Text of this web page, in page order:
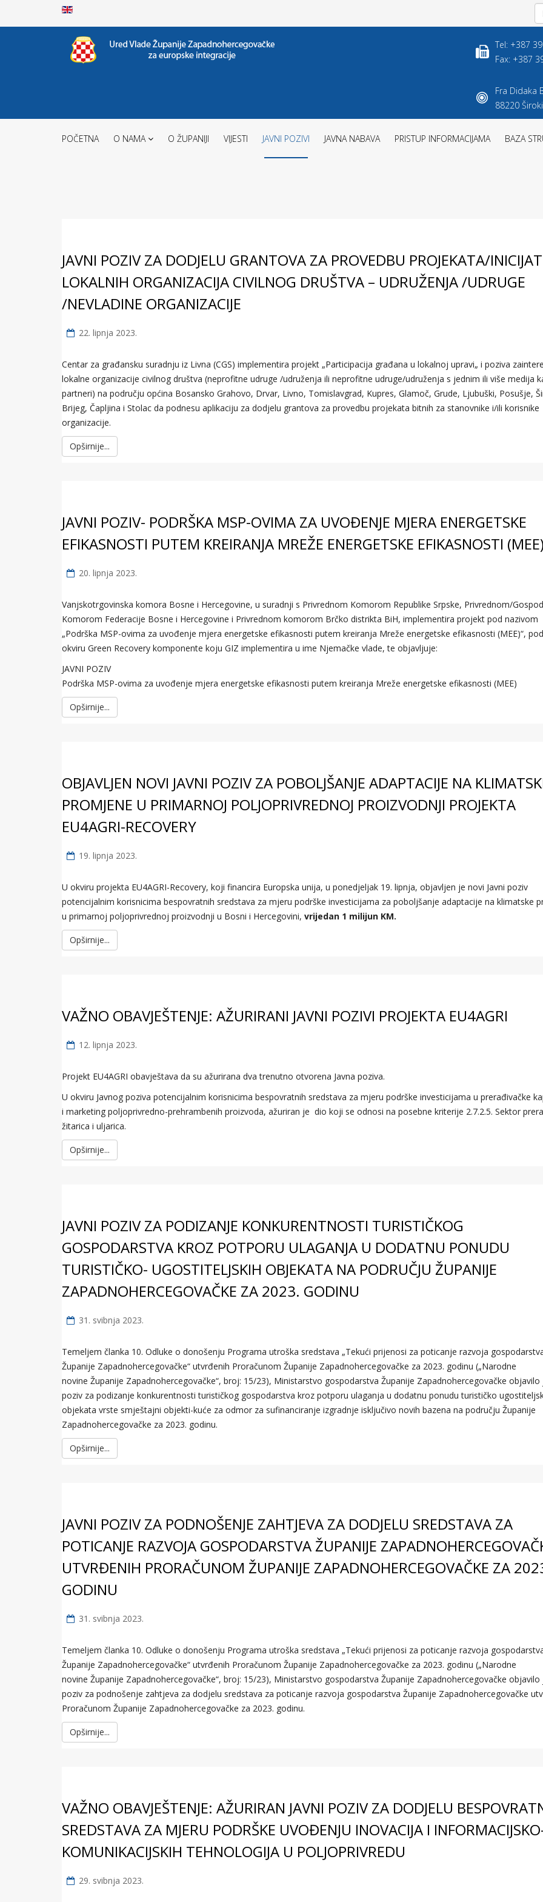
Tel: +387
Fax: +387
Fra Didaka
88220
POČETNA O NAMA O ŽUPANIJI VIJESTI JAVNI POZIVI JAVNA NABAVA PRISTUP INFORMACIJAMA BAZA
JAVNI POZIV ZA DODJELU GRANTOVA ZA PROVEDBU PROJEKATA/
LOKALNIH ORGANIZACIJA CIVILNOG DRUŠTVA – UDRUŽENJA /UDRUGE
/NEVLADINE ORGANIZACIJE
22. lipnja 2023.
Centar za građansku suradnju iz Livna (CGS) implementira projekt „Participacija građana u lokalnoj upravi„ i poziva
lokalne organizacije civilnog društva (neprofitne udruge /udruženja ili neprofitne udruge/udruženja s jednim ili više medija
partneri) na području općina Bosansko Grahovo, Drvar, Livno, Tomislavgrad, Kupres, Glamoč, Grude, Ljubuški, Posušje,
Brijeg, Čapljina i Stolac da podnesu aplikaciju za dodjelu grantova za provedbu projekata bitnih za stanovnike i/ili korisnike
organizacije.
Opširnije...
JAVNI POZIV- PODRŠKA MSP-OVIMA ZA UVOĐENJE MJERA ENERGETSKE
EFIKASNOSTI PUTEM KREIRANJA MREŽE ENERGETSKE EFIKASNOSTI (MEE)
20. lipnja 2023.
Vanjskotrgovinska komora Bosne i Hercegovine, u suradnji s Privrednom Komorom Republike Srpske, Privrednom/
Komorom Federacije Bosne i Hercegovine i Privrednom komorom Brčko distrikta BiH, implementira projekt pod nazivom
„Podrška MSP-ovima za uvođenje mjera energetske efikasnosti putem kreiranja Mreže energetske efikasnosti (MEE)“,
okviru Green Recovery komponente koju GIZ implementira u ime Njemačke vlade, te objavljuje:
JAVNI POZIV
Podrška MSP-ovima za uvođenje mjera energetske efikasnosti putem kreiranja Mreže energetske efikasnosti (MEE)
Opširnije...
OBJAVLJEN NOVI JAVNI POZIV ZA POBOLJŠANJE ADAPTACIJE NA
PROMJENE U PRIMARNOJ POLJOPRIVREDNOJ PROIZVODNJI PROJEKTA
EU4AGRI-RECOVERY
19. lipnja 2023.
U okviru projekta EU4AGRI-Recovery, koji financira Europska unija, u ponedjeljak 19. lipnja, objavljen je novi Javni poziv
potencijalnim korisnicima bespovratnih sredstava za mjeru podrške investicijama za poboljšanje adaptacije na klimatske
u primarnoj poljoprivrednoj proizvodnji u Bosni i Hercegovini, vrijedan 1 milijun KM.
Opširnije...
VAŽNO OBAVJEŠTENJE: AŽURIRANI JAVNI POZIVI PROJEKTA EU4AGRI
12. lipnja 2023.
Projekt EU4AGRI obavještava da su ažurirana dva trenutno otvorena Javna poziva.
U okviru Javnog poziva potencijalnim korisnicima bespovratnih sredstava za mjeru podrške investicijama u prerađivačke
i marketing poljoprivredno-prehrambenih proizvoda, ažuriran je dio koji se odnosi na posebne kriterije 2.7.2.5. Sektor
žitarica i uljarica.
Opširnije...
JAVNI POZIV ZA PODIZANJE KONKURENTNOSTI TURISTIČKOG
GOSPODARSTVA KROZ POTPORU ULAGANJA U DODATNU PONUDU
TURISTIČKO- UGOSTITELJSKIH OBJEKATA NA PODRUČJU ŽUPANIJE
ZAPADNOHERCEGOVAČKE ZA 2023. GODINU
31. svibnja 2023.
Temeljem članka 10. Odluke o donošenju Programa utroška sredstava „Tekući prijenosi za poticanje razvoja
Županije Zapadnohercegovačke“ utvrđenih Proračunom Županije Zapadnohercegovačke za 2023. godinu („Narodne
novine Županije Zapadnohercegovačke“, broj: 15/23), Ministarstvo gospodarstva Županije Zapadnohercegovačke objavilo
poziv za podizanje konkurentnosti turističkog gospodarstva kroz potporu ulaganja u dodatnu ponudu turističko
objekata vrste smještajni objekti-kuće za odmor za sufinanciranje izgradnje isključivo novih bazena na području Županije
Zapadnohercegovačke za 2023. godinu.
Opširnije...
JAVNI POZIV ZA PODNOŠENJE ZAHTJEVA ZA DODJELU SREDSTAVA ZA
POTICANJE RAZVOJA GOSPODARSTVA ŽUPANIJE
UTVRĐENIH PRORAČUNOM ŽUPANIJE ZAPADNOHERCEGOVAČKE ZA
GODINU
31. svibnja 2023.
Temeljem članka 10. Odluke o donošenju Programa utroška sredstava „Tekući prijenosi za poticanje razvoja
Županije Zapadnohercegovačke“ utvrđenih Proračunom Županije Zapadnohercegovačke za 2023. godinu („Narodne
novine Županije Zapadnohercegovačke“, broj: 15/23), Ministarstvo gospodarstva Županije Zapadnohercegovačke objavilo
poziv za podnošenje zahtjeva za dodjelu sredstava za poticanje razvoja gospodarstva Županije Zapadnohercegovačke
Proračunom Županije Zapadnohercegovačke za 2023. godinu.
Opširnije...
VAŽNO OBAVJEŠTENJE: AŽURIRAN JAVNI POZIV ZA DODJELU
SREDSTAVA ZA MJERU PODRŠKE UVOĐENJU INOVACIJA I
KOMUNIKACIJSKIH TEHNOLOGIJA U POLJOPRIVREDU
29. svibnja 2023.